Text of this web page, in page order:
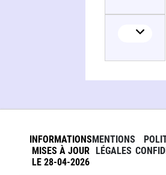
INFORMATIONS
MISES À JOUR
LE 28-04-2026
MENTIONS
LÉGALES